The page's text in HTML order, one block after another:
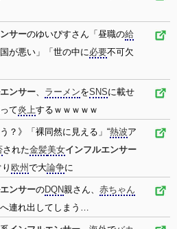
サーのゆいぴすさん「昼職の給
が悪い」「世の中に必要不可欠
ンサー、 ラーメンをSNSに載せ
て炎上するｗｗｗｗｗ
？》「裸同然に見える」“熱波ア
された金髪美女インフルエンサー
欧州 で大論争に
ンサーのDQN親さん、 赤ちゃん
連れ出してしまう…